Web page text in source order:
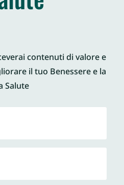
contenuti di valore e
il tuo Benessere e la
Salute